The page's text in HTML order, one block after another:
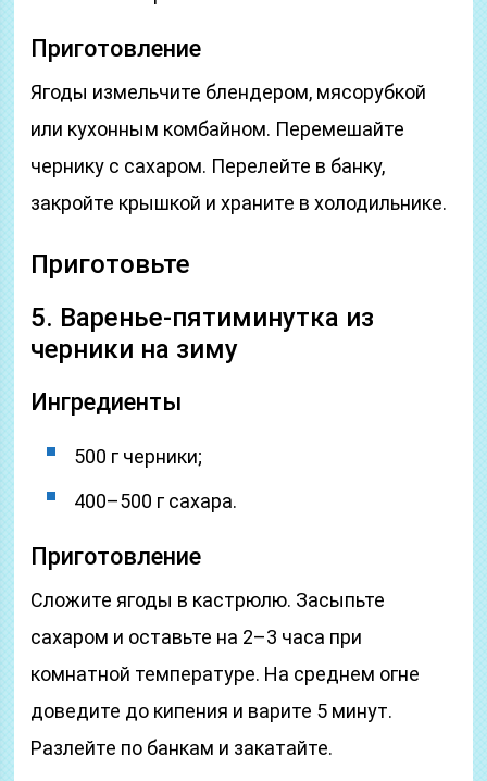
Приготовление
Ягоды измельчите блендером, мясорубкой
или кухонным комбайном. Перемешайте
чернику с сахаром. Перелейте в банку,
закройте крышкой и храните в холодильнике.
Приготовьте
5. Варенье-пятиминутка из
черники на зиму
Ингредиенты
500 г черники;
400–500 г сахара.
Приготовление
Сложите ягоды в кастрюлю. Засыпьте
сахаром и оставьте на 2–3 часа при
комнатной температуре. На среднем огне
доведите до кипения и варите 5 минут.
Разлейте по банкам и закатайте.